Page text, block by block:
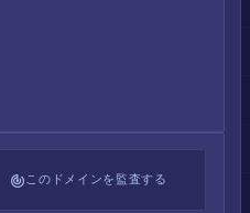
このドメインを監査する